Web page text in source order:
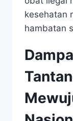
kesehatan
hambatan